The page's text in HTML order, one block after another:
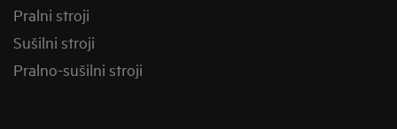
Pralni stroji
Sušilni stroji
Pralno-sušilni stroji